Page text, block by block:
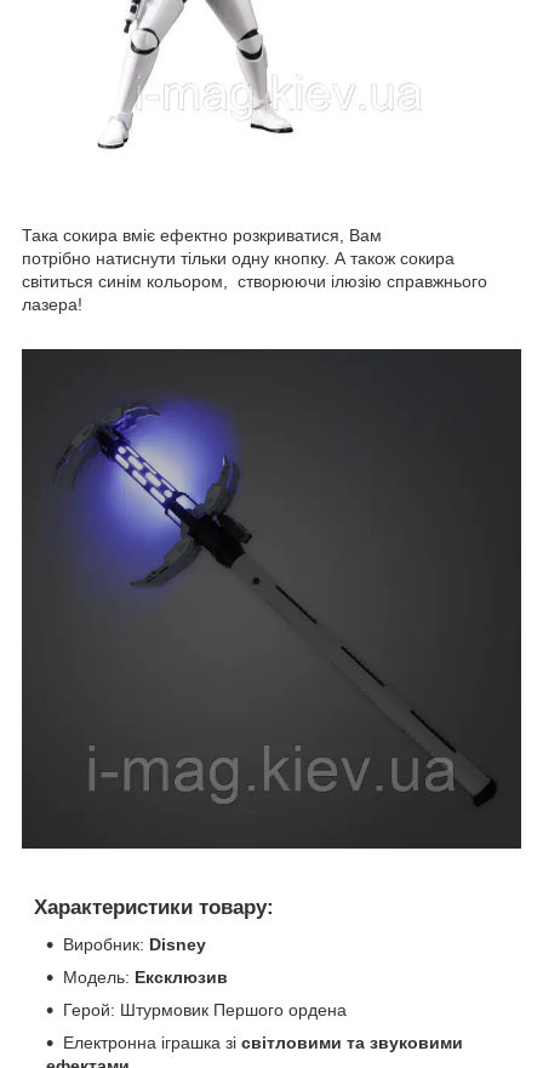
Така сокира вміє ефектно розкриватися, Вам
потрібно натиснути тільки одну кнопку. А також сокира
світиться синім кольором, створюючи ілюзію справжнього
лазера!
Характеристики товару:
Виробник: Disney
Модель: Ексклюзив
Герой: Штурмовик Першого ордена
Електронна іграшка зі світловими та звуковими